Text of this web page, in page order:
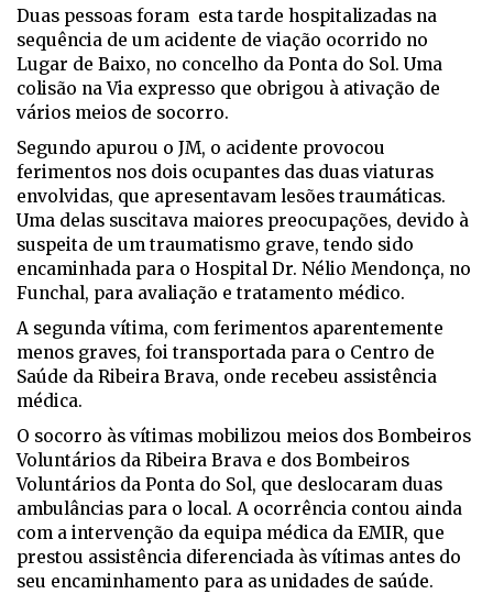
Duas pessoas foram esta tarde hospitalizadas na
sequência de um acidente de viação ocorrido no
Lugar de Baixo, no concelho da Ponta do Sol. Uma
colisão na Via expresso que obrigou à ativação de
vários meios de socorro.
Segundo apurou o JM, o acidente provocou
ferimentos nos dois ocupantes das duas viaturas
envolvidas, que apresentavam lesões traumáticas.
Uma delas suscitava maiores preocupações, devido à
suspeita de um traumatismo grave, tendo sido
encaminhada para o Hospital Dr. Nélio Mendonça, no
Funchal, para avaliação e tratamento médico.
A segunda vítima, com ferimentos aparentemente
menos graves, foi transportada para o Centro de
Saúde da Ribeira Brava, onde recebeu assistência
médica.
O socorro às vítimas mobilizou meios dos Bombeiros
Voluntários da Ribeira Brava e dos Bombeiros
Voluntários da Ponta do Sol, que deslocaram duas
ambulâncias para o local. A ocorrência contou ainda
com a intervenção da equipa médica da EMIR, que
prestou assistência diferenciada às vítimas antes do
seu encaminhamento para as unidades de saúde.